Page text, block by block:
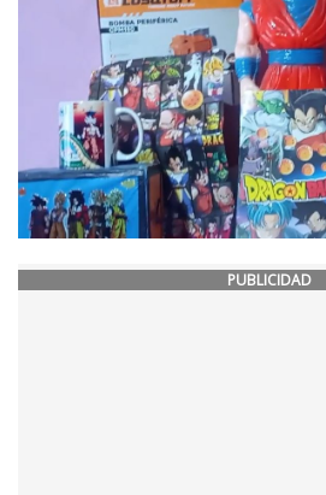
PUBLICIDAD